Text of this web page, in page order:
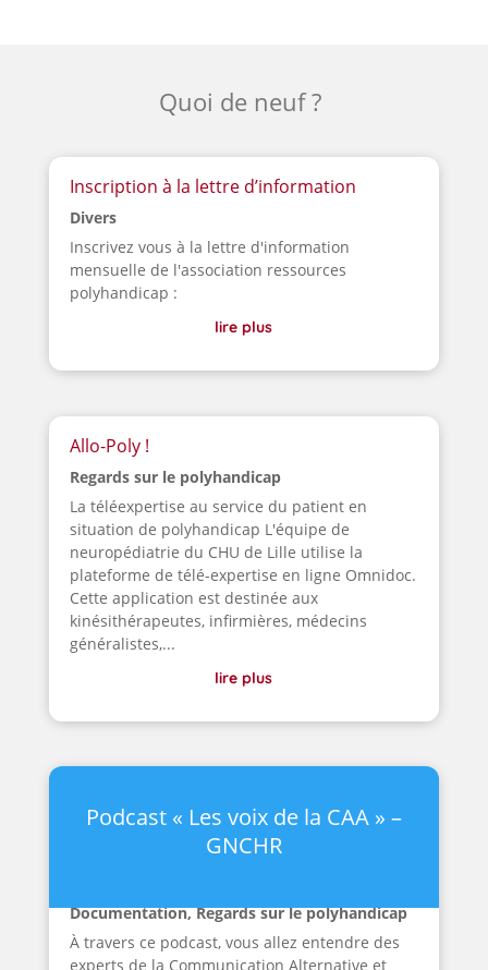
Quoi de neuf ?
Inscription à la lettre d’information
Divers
Inscrivez vous à la lettre d'information
mensuelle de l'association ressources
polyhandicap :
lire plus
Allo-Poly !
Regards sur le polyhandicap
La téléexpertise au service du patient en
situation de polyhandicap L'équipe de
neuropédiatrie du CHU de Lille utilise la
plateforme de télé-expertise en ligne Omnidoc.
Cette application est destinée aux
kinésithérapeutes, infirmières, médecins
généralistes,...
lire plus
Podcast « Les voix de la CAA » –
GNCHR
Documentation,Regards sur le polyhandicap
À travers ce podcast, vous allez entendre des
experts de la Communication Alternative et